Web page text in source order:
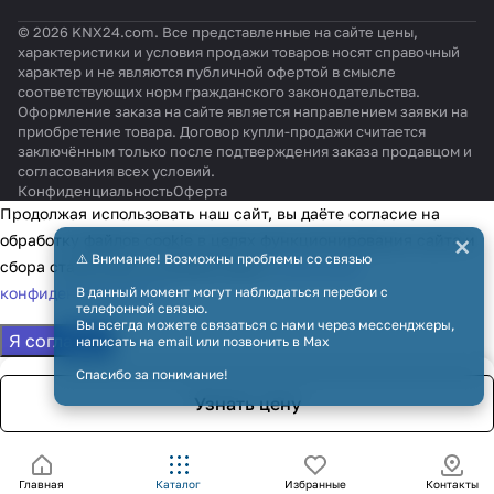
Узнать цену
Главная Каталог Избранные Контакты
© 2026 KNX24.com. Все представленные на сайте цены,
характеристики и условия продажи товаров носят справочный
характер и не являются публичной офертой в смысле
соответствующих норм гражданского законодательства.
Оформление заказа на сайте является направлением заявки на
приобретение товара. Договор купли-продажи считается
заключённым только после подтверждения заказа продавцом и
согласования всех условий.
КонфиденциальностьОферта
⚠️ Внимание! Возможны проблемы со связью
В данный момент могут наблюдаться перебои с
телефонной связью.
Вы всегда можете связаться с нами через мессенджеры,
написать на email или позвонить в Max
Спасибо за понимание!
×
Продолжая использовать наш сайт, вы даёте согласие на
обработку файлов cookie в целях функционирования сайта и
сбора статистики в соответствии сполитикой
конфиденциальности
Я согласен